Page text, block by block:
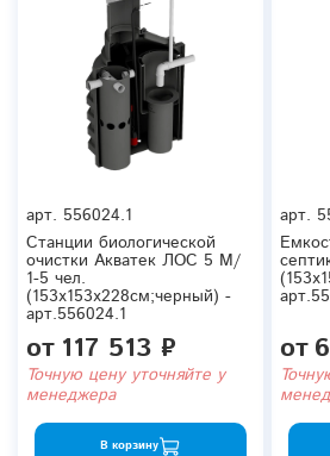
арт. 556024.1
Станции биологической
очистки Акватек ЛОС 5 М/
1-5 чел.
(153x153x228см;черный) -
арт.556024.1
от 117 513 ₽
Точную цену уточняйте у
менеджера
В корзину
арт.
от